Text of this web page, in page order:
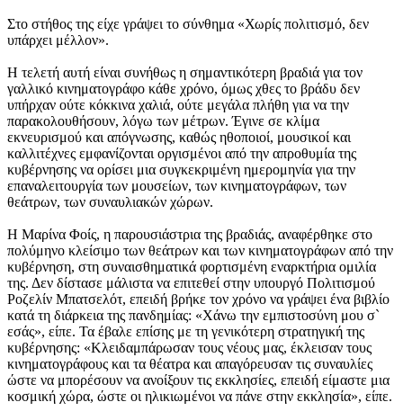
Στο στήθος της είχε γράψει το σύνθημα «Χωρίς πολιτισμό, δεν
υπάρχει μέλλον».
Η τελετή αυτή είναι συνήθως η σημαντικότερη βραδιά για τον
γαλλικό κινηματογράφο κάθε χρόνο, όμως χθες το βράδυ δεν
υπήρχαν ούτε κόκκινα χαλιά, ούτε μεγάλα πλήθη για να την
παρακολουθήσουν, λόγω των μέτρων. Έγινε σε κλίμα
εκνευρισμού και απόγνωσης, καθώς ηθοποιοί, μουσικοί και
καλλιτέχνες εμφανίζονται οργισμένοι από την απροθυμία της
κυβέρνησης να ορίσει μια συγκεκριμένη ημερομηνία για την
επαναλειτουργία των μουσείων, των κινηματογράφων, των
θεάτρων, των συναυλιακών χώρων.
Η Μαρίνα Φοίς, η παρουσιάστρια της βραδιάς, αναφέρθηκε στο
πολύμηνο κλείσιμο των θεάτρων και των κινηματογράφων από την
κυβέρνηση, στη συναισθηματικά φορτισμένη εναρκτήρια ομιλία
της. Δεν δίστασε μάλιστα να επιτεθεί στην υπουργό Πολιτισμού
Ροζελίν Μπατσελότ, επειδή βρήκε τον χρόνο να γράψει ένα βιβλίο
κατά τη διάρκεια της πανδημίας: «Χάνω την εμπιστοσύνη μου σ`
εσάς», είπε. Τα έβαλε επίσης με τη γενικότερη στρατηγική της
κυβέρνησης: «Κλειδαμπάρωσαν τους νέους μας, έκλεισαν τους
κινηματογράφους και τα θέατρα και απαγόρευσαν τις συναυλίες
ώστε να μπορέσουν να ανοίξουν τις εκκλησίες, επειδή είμαστε μια
κοσμική χώρα, ώστε οι ηλικιωμένοι να πάνε στην εκκλησία», είπε.